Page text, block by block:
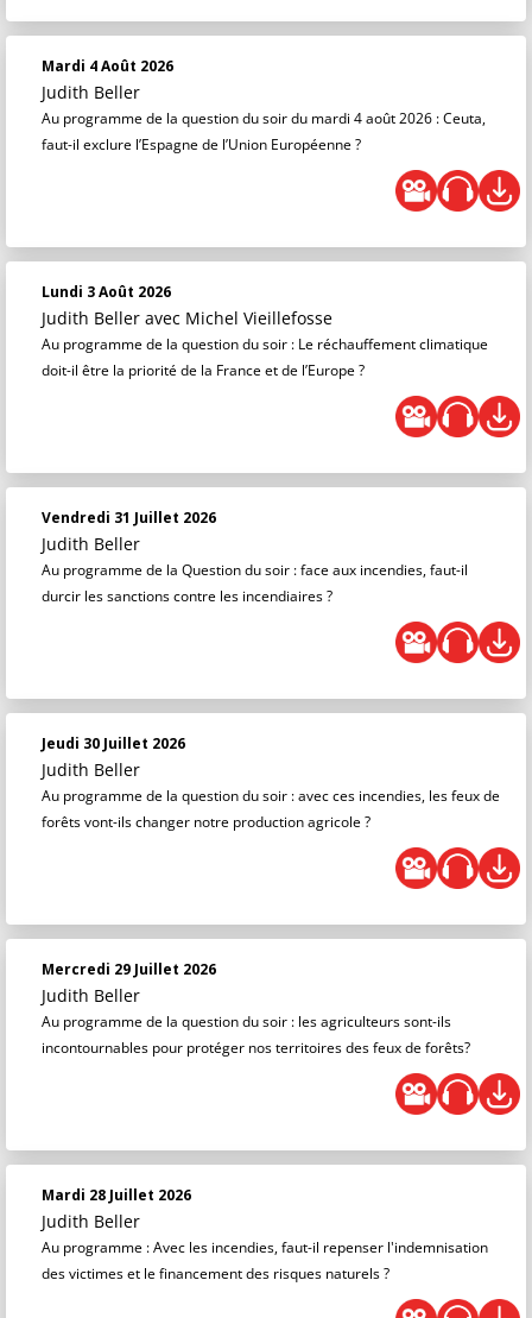
Mardi 4 Août 2026
Judith Beller
Au programme de la question du soir du mardi 4 août 2026 : Ceuta,
faut-il exclure l’Espagne de l’Union Européenne ?
Lundi 3 Août 2026
Judith Beller avec Michel Vieillefosse
Au programme de la question du soir : Le réchauffement climatique
doit-il être la priorité de la France et de l’Europe ?
Vendredi 31 Juillet 2026
Judith Beller
Au programme de la Question du soir : face aux incendies, faut-il
durcir les sanctions contre les incendiaires ?
Jeudi 30 Juillet 2026
Judith Beller
Au programme de la question du soir : avec ces incendies, les feux de
forêts vont-ils changer notre production agricole ?
Mercredi 29 Juillet 2026
Judith Beller
Au programme de la question du soir : les agriculteurs sont-ils
incontournables pour protéger nos territoires des feux de forêts?
Mardi 28 Juillet 2026
Judith Beller
Au programme : Avec les incendies, faut-il repenser l'indemnisation
des victimes et le financement des risques naturels ?